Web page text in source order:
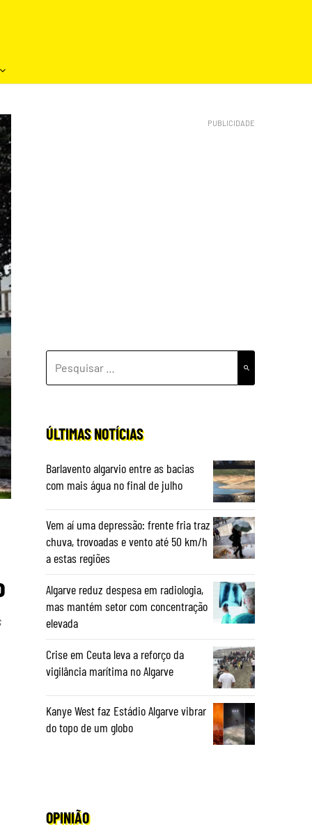
POR:
ÚLTIMAS NOTÍCIAS
Barlavento algarvio entre as bacias
com mais água no final de julho
Vem aí uma depressão: frente fria traz
chuva, trovoadas e vento até 50 km/h
a estas regiões
Algarve reduz despesa em radiologia,
mas mantém setor com concentração
elevada
Crise em Ceuta leva a reforço da
vigilância marítima no Algarve
Kanye West faz Estádio Algarve vibrar
do topo de um globo
OPINIÃO